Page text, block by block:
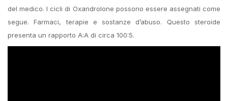
del medico. I cicli di Oxandrolone possono essere assegnati come
segue. Farmaci, terapie e sostanze d’abuso. Questo steroide
presenta un rapporto A:A di circa 100:5.